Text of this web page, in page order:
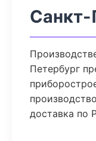
Санкт-
Петербург
доставка по